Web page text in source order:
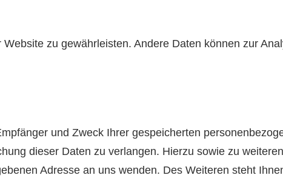
zu gewährleisten. Andere Daten können zur
und Zweck Ihrer gespeicherten
dieser Daten zu verlangen. Hierzu sowie zu
Adresse an uns wenden. Des Weiteren steht